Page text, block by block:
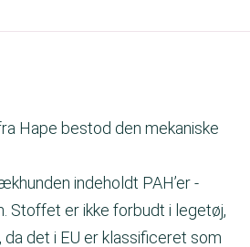
Hape bestod den mekaniske
indeholdt PAH’er -
Stoffet er ikke forbudt i legetøj,
det i EU er klassificeret som